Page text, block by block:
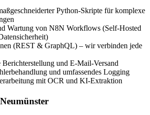
Python-Skripte für komplexe
Wartung von N8N Workflows (Self-Hosted
(REST & GraphQL) – wir verbinden jede
Berichterstellung und E-Mail-Versand
und umfassendes Logging
mit OCR und KI-Extraktion
Neumünster